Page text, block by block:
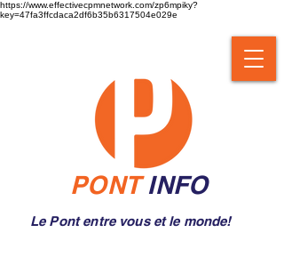
https://www.effectivecpmnetwork.com/zp6mpiky?
key=47fa3ffcdaca2df6b35b6317504e029e
PONTINFO
Le Pont entre vous et le monde!